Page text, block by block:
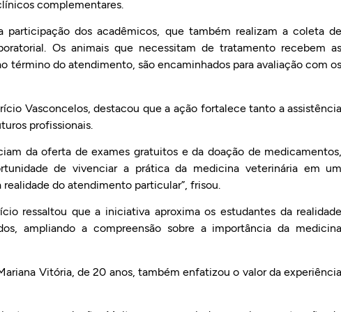
complementares.
dos acadêmicos, que também realizam a coleta
Os animais que necessitam de tratamento recebem
término do atendimento, são encaminhados para avaliação com
Vasconcelos, destacou que a ação fortalece tanto a
profissionais.
da oferta de exames gratuitos e da doação de
de vivenciar a prática da medicina veterinária em
do atendimento particular”, frisou.
ressaltou que a iniciativa aproxima os estudantes da
ampliando a compreensão sobre a importância da
Vitória, de 20 anos, também enfatizou o valor da